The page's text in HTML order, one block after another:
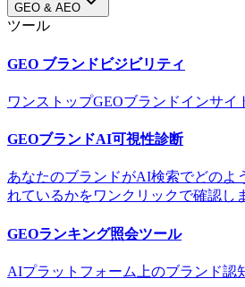
GEO & AEO
ツール
GEO ブランドビジビリティ
ワンストップGEOブランドインサイ
GEOブランドAI可視性診断
あなたのブランドがAI検索でどのよ
れているかをワンクリックで確認し
GEOランキング照会ツール
AIプラットフォーム上のブランド認